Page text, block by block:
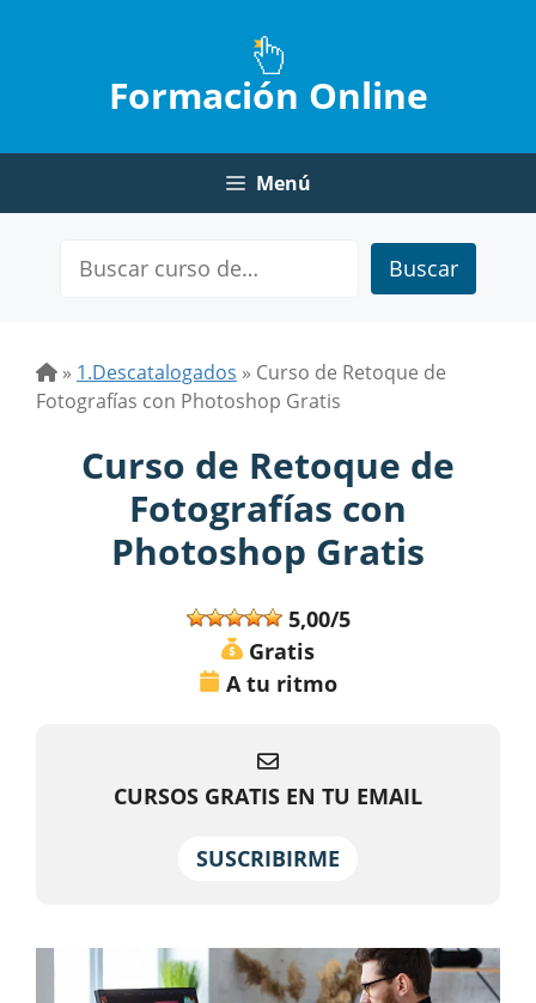
Formación Online
Menú
Buscar
» 1.Descatalogados » Curso de Retoque de
Fotografías con Photoshop Gratis
Curso de Retoque de
Fotografías con
Photoshop Gratis
5,00/5
Gratis
A tu ritmo
CURSOS GRATIS EN TU EMAIL
SUSCRIBIRME